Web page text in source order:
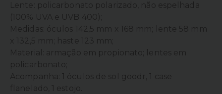
Lente: policarbonato polarizado, não espelhada
(100% UVA e UVB 400);
Medidas: óculos 142,5 mm x 168 mm; lente 58 mm
x 132,5 mm; haste 123 mm;
Material: armação em propionato; lentes em
policarbonato;
Acompanha: 1 óculos de sol goodr, 1 case
flanelado, 1 estojo.